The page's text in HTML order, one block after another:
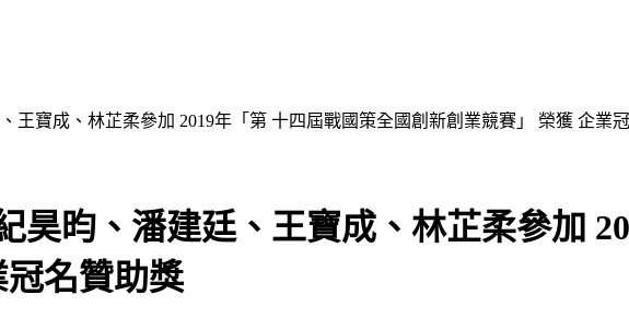
王寶成、林芷柔參加 2019年「第 十四屆戰國策全國創新創業競賽」 榮獲 企業
昊昀、潘建廷、王寶成、林芷柔參加
名贊助獎